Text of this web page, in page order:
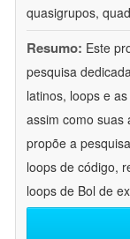
quasigrupos,
Resumo: Este
pesquisa
latinos, loops e
assim como suas
propõe a
loops de código,
loops de Bol de